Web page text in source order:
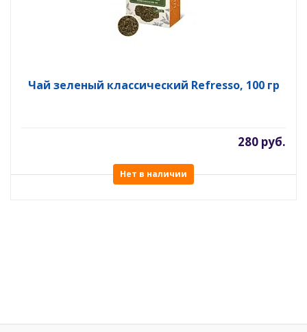
Чай зеленый классический Refresso, 100 гр
280 руб.
Нет в наличии